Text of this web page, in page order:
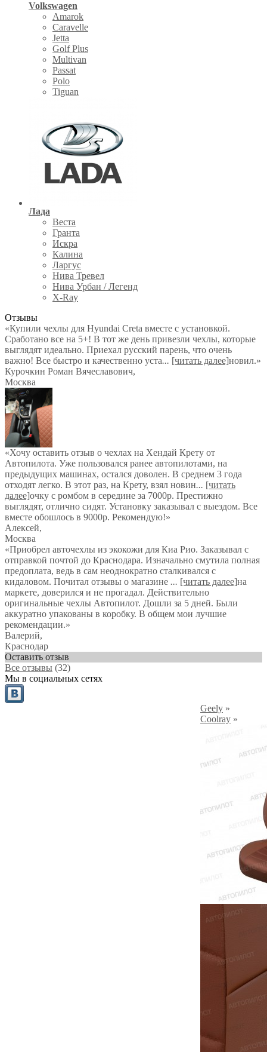
Volkswagen
Amarok
Caravelle
Jetta
Golf Plus
Multivan
Passat
Polo
Tiguan
Лада
Веста
Гранта
Искра
Калина
Ларгус
Нива Тревел
Нива Урбан / Легенд
X-Ray
Отзывы
«Купили чехлы для Hyundai Creta вместе с установкой.
Сработано все на 5+! В тот же день привезли чехлы, которые
выглядят идеально. Приехал русский парень, что очень
важно! Все быстро и качественно уста... [читать далее]новил.»
Курочкин Роман Вячеславович,
Москва
«Хочу оставить отзыв о чехлах на Хендай Крету от
Автопилота. Уже пользовался ранее автопилотами, на
предыдущих машинах, остался доволен. В среднем 3 года
отходят легко. В этот раз, на Крету, взял новин... [читать
далее]очку с ромбом в середине за 7000р. Престижно
выглядят, отлично сидят. Установку заказывал с выездом. Все
вместе обошлось в 9000р. Рекомендую!»
Алексей,
Москва
«Приобрел авточехлы из экокожи для Киа Рио. Заказывал с
отправкой почтой до Краснодара. Изначально смутила полная
предоплата, ведь в сам неоднократно сталкивался с
кидаловом. Почитал отзывы о магазине ... [читать далее]на
маркете, доверился и не прогадал. Действительно
оригинальные чехлы Автопилот. Дошли за 5 дней. Были
аккуратно упакованы в коробку. В общем мои лучшие
рекомендации.»
Валерий,
Краснодар
Оставить отзыв
Все отзывы (32)
Мы в социальных сетях
Geely »
Coolray »